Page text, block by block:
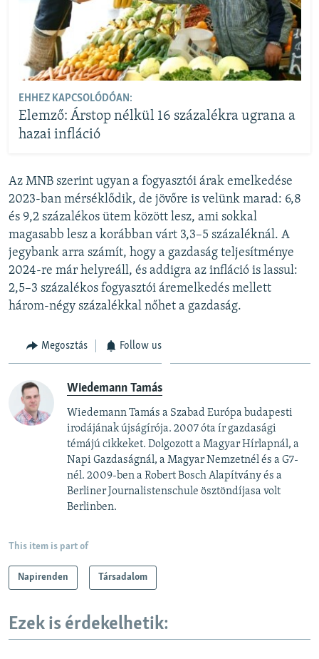
EHHEZ KAPCSOLÓDÓAN:
Elemző: Árstop nélkül 16 százalékra ugrana a
hazai infláció
Az MNB szerint ugyan a fogyasztói árak emelkedése
2023-ban mérséklődik, de jövőre is velünk marad: 6,8
és 9,2 százalékos ütem között lesz, ami sokkal
magasabb lesz a korábban várt 3,3–5 százaléknál. A
jegybank arra számít, hogy a gazdaság teljesítménye
2024-re már helyreáll, és addigra az infláció is lassul:
2,5–3 százalékos fogyasztói áremelkedés mellett
három-négy százalékkal nőhet a gazdaság.
Megosztás Follow us
Wiedemann Tamás
Wiedemann Tamás a Szabad Európa budapesti
irodájának újságírója. 2007 óta ír gazdasági
témájú cikkeket. Dolgozott a Magyar Hírlapnál, a
Napi Gazdaságnál, a Magyar Nemzetnél és a G7-
nél. 2009-ben a Robert Bosch Alapítvány és a
Berliner Journalistenschule ösztöndíjasa volt
Berlinben.
This item is part of
Napirenden Társadalom
Ezek is érdekelhetik: